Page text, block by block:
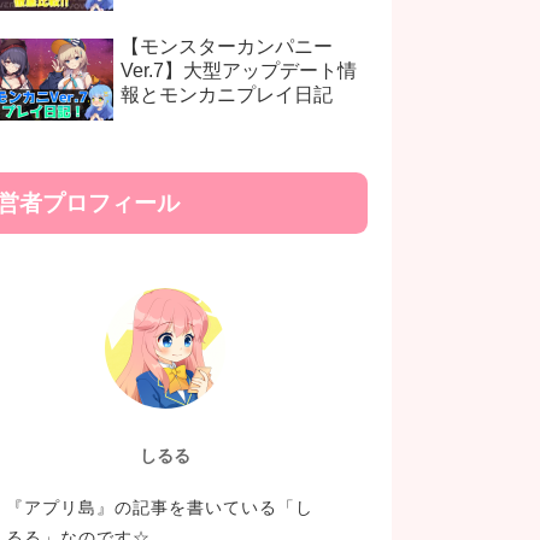
【モンスターカンパニー
Ver.7】大型アップデート情
報とモンカニプレイ日記
者プロフィール
しるる
『アプリ島』の記事を書いている「し